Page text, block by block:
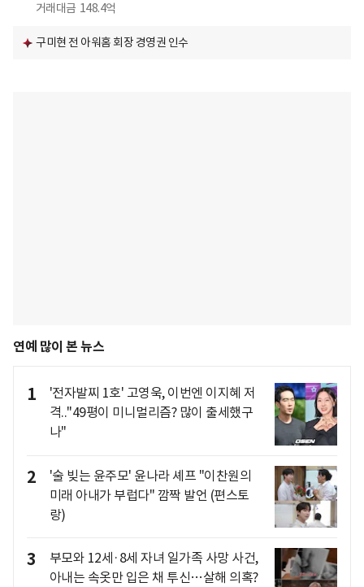
거래대금 148.4억
구미현 전 아워홈 회장 경영권 인수
연예 많이 본 뉴스
1
'전자발찌 1호' 고영욱, 이번엔 이지혜 저
격.."49평이 미니멀리즘? 많이 출세했구
나"
2
'술 빚는 윤주모' 윤나라 셰프 "이찬원의
미래 아내가 부럽다" 깜짝 발언 (편스토
랑)
3
부모와 12세·8세 자녀 일가족 사망 사건,
아내는 속옷만 입은 채 투신…살해 의혹?